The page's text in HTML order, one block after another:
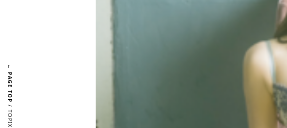
← PAGE TOP
/ TOPIX